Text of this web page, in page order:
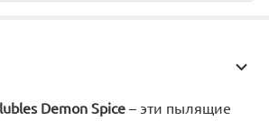
Demon Spice – эти пылящие